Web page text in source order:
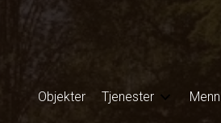
Objekter Tjenester